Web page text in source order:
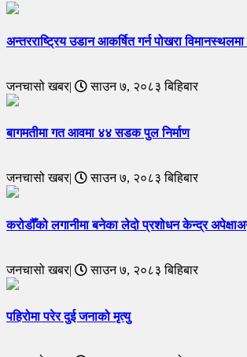
अन्तरराष्ट्रिय उडान आकर्षित गर्न पोखरा
जनचासो खबर| साउन ७, २०८३ बिहिबार
बागमतीमा गत आवमा ४४ सडक पुल निर्माण
जनचासो खबर| साउन ७, २०८३ बिहिबार
करोडौँको लगानीमा बनेका लेदो प्रशोधन केन्द्र
जनचासो खबर| साउन ७, २०८३ बिहिबार
पहिरोमा परेर दुई जनाको मृत्यु